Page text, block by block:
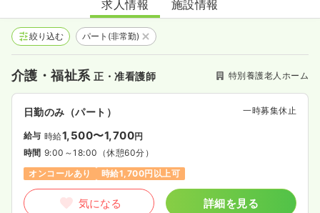
求人情報 施設情報
絞り込む パート(非常勤)
介護・福祉系正・准看護師 特別養護老人ホーム
日勤のみ（パート） 一時募集休止
給与 時給1,500〜1,700円
時間 9:00～18:00 （休憩60分）
オンコールあり
時給1,700円以上可
気になる 詳細を見る